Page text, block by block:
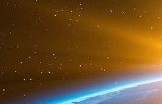
débours total de 90 mds
Un formidable bilan
passer la dette publique
à réfléchir - que «les
intérêts payés,
l’enseignement… En